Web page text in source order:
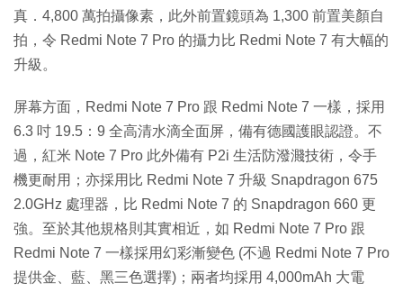
真．4,800 萬拍攝像素，此外前置鏡頭為 1,300 前置美顏自
拍，令 Redmi Note 7 Pro 的攝力比 Redmi Note 7 有大幅的
升級。
屏幕方面，Redmi Note 7 Pro 跟 Redmi Note 7 一樣，採用
6.3 吋 19.5：9 全高清水滴全面屏，備有德國護眼認證。不
過，紅米 Note 7 Pro 此外備有 P2i 生活防潑濺技術，令手
機更耐用；亦採用比 Redmi Note 7 升級 Snapdragon 675
2.0GHz 處理器，比 Redmi Note 7 的 Snapdragon 660 更
強。至於其他規格則其實相近，如 Redmi Note 7 Pro 跟
Redmi Note 7 一樣採用幻彩漸變色 (不過 Redmi Note 7 Pro
提供金、藍、黑三色選擇)；兩者均採用 4,000mAh 大電